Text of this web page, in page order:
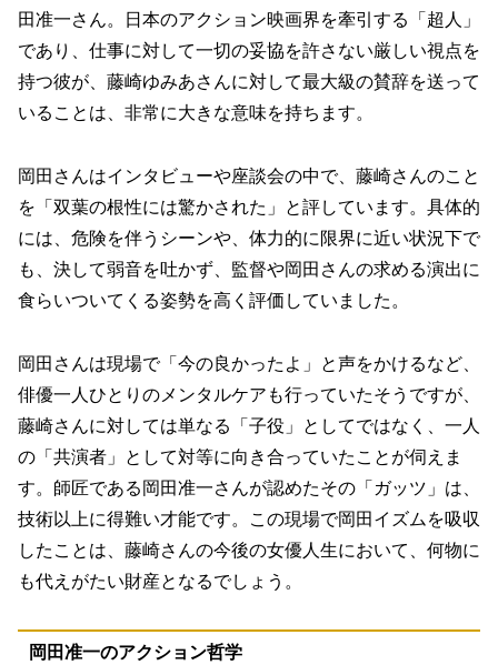
田准一さん。日本のアクション映画界を牽引する「超人」
であり、仕事に対して一切の妥協を許さない厳しい視点を
持つ彼が、藤崎ゆみあさんに対して最大級の賛辞を送って
いることは、非常に大きな意味を持ちます。
岡田さんはインタビューや座談会の中で、藤崎さんのこと
を「双葉の根性には驚かされた」と評しています。具体的
には、危険を伴うシーンや、体力的に限界に近い状況下で
も、決して弱音を吐かず、監督や岡田さんの求める演出に
食らいついてくる姿勢を高く評価していました。
岡田さんは現場で「今の良かったよ」と声をかけるなど、
俳優一人ひとりのメンタルケアも行っていたそうですが、
藤崎さんに対しては単なる「子役」としてではなく、一人
の「共演者」として対等に向き合っていたことが伺えま
す。師匠である岡田准一さんが認めたその「ガッツ」は、
技術以上に得難い才能です。この現場で岡田イズムを吸収
したことは、藤崎さんの今後の女優人生において、何物に
も代えがたい財産となるでしょう。
岡田准一のアクション哲学